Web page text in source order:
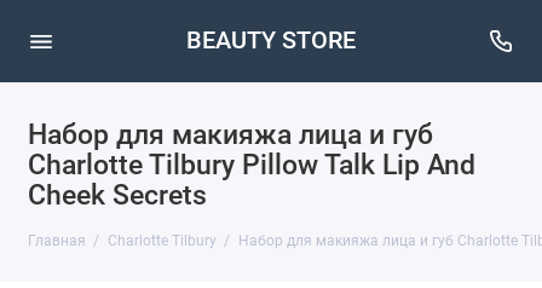
BEAUTY STORE
Набор для макияжа лица и губ
Charlotte Tilbury Pillow Talk Lip And
Cheek Secrets
Главная Charlotte Tilbury Набор для макияжа лица и губ Charlotte